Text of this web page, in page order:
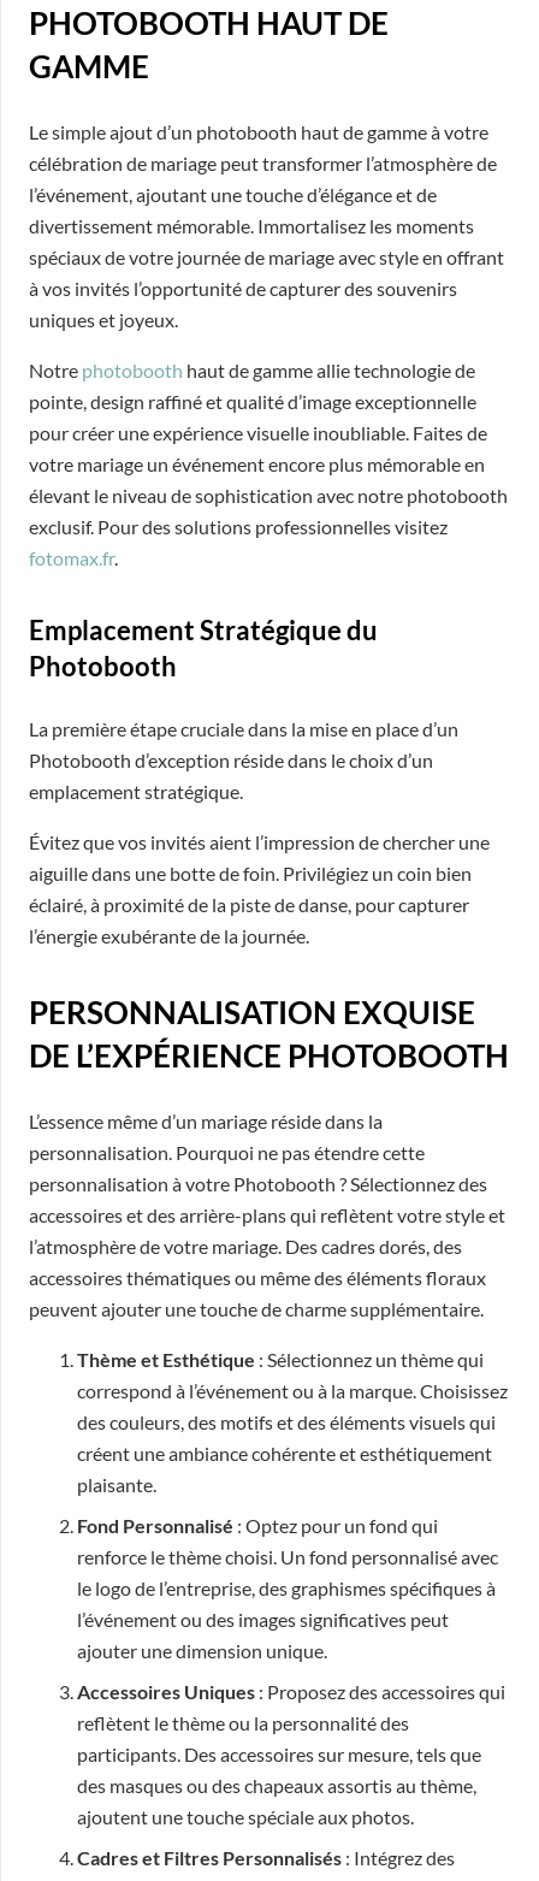
PHOTOBOOTH HAUT DE
GAMME
Le simple ajout d’un photobooth haut de gamme à votre
célébration de mariage peut transformer l’atmosphère de
l’événement, ajoutant une touche d’élégance et de
divertissement mémorable. Immortalisez les moments
spéciaux de votre journée de mariage avec style en offrant
à vos invités l’opportunité de capturer des souvenirs
uniques et joyeux.
Notre photobooth haut de gamme allie technologie de
pointe, design raffiné et qualité d’image exceptionnelle
pour créer une expérience visuelle inoubliable. Faites de
votre mariage un événement encore plus mémorable en
élevant le niveau de sophistication avec notre photobooth
exclusif. Pour des solutions professionnelles visitez
fotomax.fr.
Emplacement Stratégique du
Photobooth
La première étape cruciale dans la mise en place d’un
Photobooth d’exception réside dans le choix d’un
emplacement stratégique.
Évitez que vos invités aient l’impression de chercher une
aiguille dans une botte de foin. Privilégiez un coin bien
éclairé, à proximité de la piste de danse, pour capturer
l’énergie exubérante de la journée.
PERSONNALISATION EXQUISE
DE L’EXPÉRIENCE PHOTOBOOTH
L’essence même d’un mariage réside dans la
personnalisation. Pourquoi ne pas étendre cette
personnalisation à votre Photobooth ? Sélectionnez des
accessoires et des arrière-plans qui reflètent votre style et
l’atmosphère de votre mariage. Des cadres dorés, des
accessoires thématiques ou même des éléments floraux
peuvent ajouter une touche de charme supplémentaire.
Thème et Esthétique : Sélectionnez un thème qui
correspond à l’événement ou à la marque. Choisissez
des couleurs, des motifs et des éléments visuels qui
créent une ambiance cohérente et esthétiquement
plaisante.
Fond Personnalisé : Optez pour un fond qui
renforce le thème choisi. Un fond personnalisé avec
le logo de l’entreprise, des graphismes spécifiques à
l’événement ou des images significatives peut
ajouter une dimension unique.
Accessoires Uniques : Proposez des accessoires qui
reflètent le thème ou la personnalité des
participants. Des accessoires sur mesure, tels que
des masques ou des chapeaux assortis au thème,
ajoutent une touche spéciale aux photos.
Cadres et Filtres Personnalisés : Intégrez des